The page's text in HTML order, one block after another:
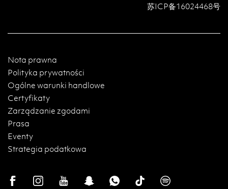
苏ICP备16024468号
Nota prawna
Polityka prywatności
Ogólne warunki handlowe
Certyfikaty
Zarządzanie zgodami
Prasa
Eventy
Strategia podatkowa